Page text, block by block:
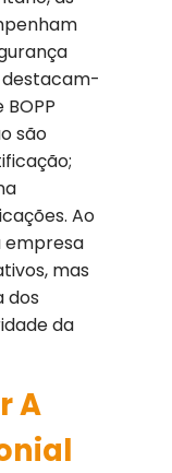
são
Ao
empresa
mas
dos
da
A